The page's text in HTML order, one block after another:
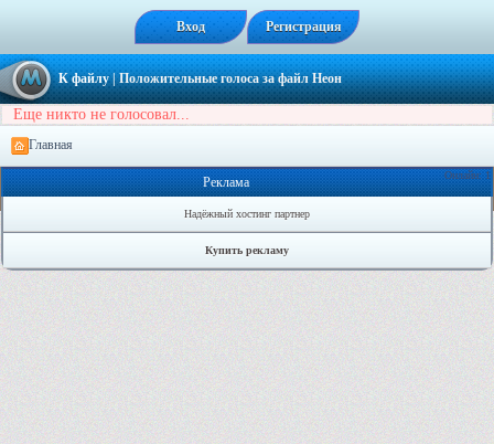
Вход Регистрация
К файлу| Положительные голоса за файлНеон
Еще никто не голосовал...
Главная
Онлайн: 1
Реклама
Надёжный хостинг партнер
Купить рекламу